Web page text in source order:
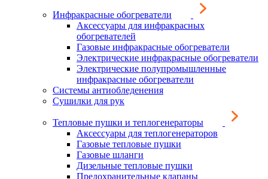
Инфракрасные обогреватели
Аксессуары для инфракрасных
обогревателей
Газовые инфракрасные обогреватели
Электрические инфракрасные обогреватели
Электрические полупромышленные
инфракрасные обогреватели
Системы антиобледенения
Сушилки для рук
Тепловые пушки и теплогенераторы
Аксессуары для теплогенераторов
Газовые тепловые пушки
Газовые шланги
Дизельные тепловые пушки
Предохранительные клапаны